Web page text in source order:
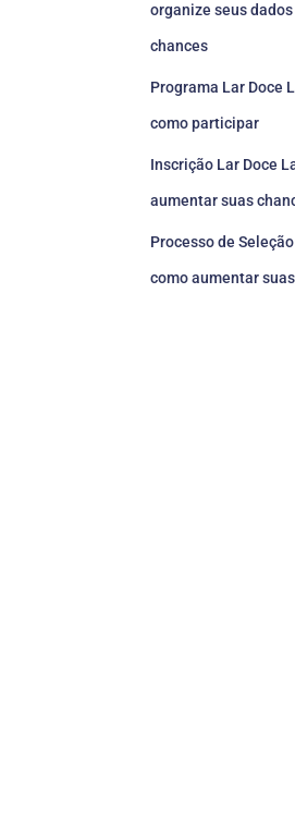
organize seus
chances
Programa Lar Doce
como participar
Inscrição Lar Doce
aumentar suas
Processo de
como aumentar